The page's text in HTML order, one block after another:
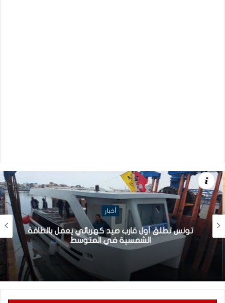
أخبار
تونس تطلق أول قارب صيد كهربائي يعمل بالطاقة
الشمسية في المتوسط